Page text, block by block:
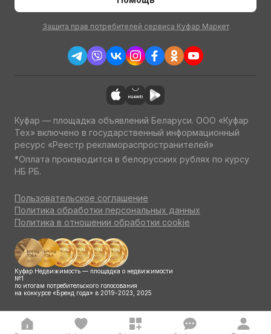
Защита прав потребителей сервиса Куфар Маркет
Куфар — площадка объявлений Беларуси. ООО «Куфар
Тех» включено в государственный информационный
ресурс «Реестр рекламораспространителей»
*Оплата производится в белорусских рублях по курсу
НБ РБ.
Пользовательское соглашение
Политика обработки персональных данных
Политика в отношении обработки cookie
Куфар Недвижимость — площадка о недвижимости
№1
по итогам потребительского голосования
на конкурсе «Бренд года» в 2019-2023, 2025